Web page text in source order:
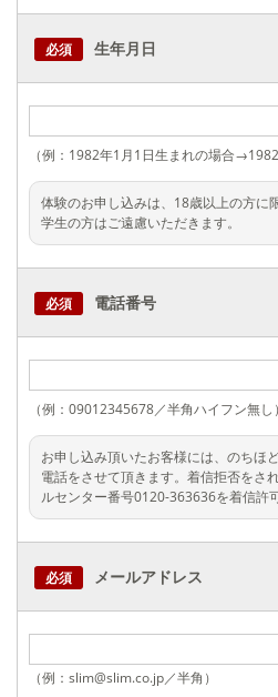
必須 生年月日
（例：1982年1月1日生まれの場合
体験のお申し込みは、18歳以上の方に
学生の方はご遠慮いただきます。
必須 電話番号
（例：09012345678／半角ハイフン無し）
お申し込み頂いたお客様には、のちほ
電話をさせて頂きます。着信拒否をさ
ルセンター番号0120-363636を着信許
必須 メールアドレス
（例：slim@slim.co.jp／半角）